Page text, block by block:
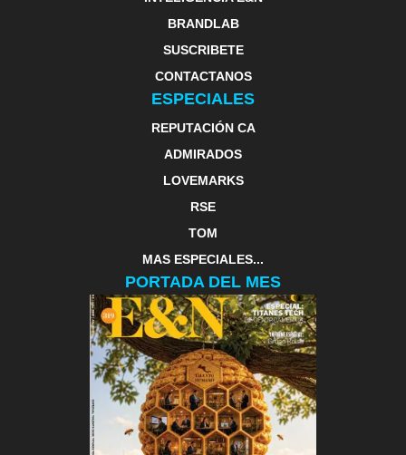
BRANDLAB
SUSCRIBETE
CONTACTANOS
ESPECIALES
REPUTACIÓN CA
ADMIRADOS
LOVEMARKS
RSE
TOM
MAS ESPECIALES...
PORTADA DEL MES